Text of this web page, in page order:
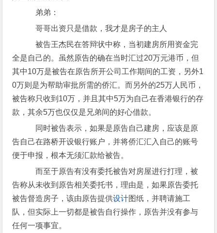
弟弟：
哥哥出资只是借款，我才是房子的主人
被告王杰民在答辩状中称，当初建房所用资金完
全是自己的。虽然原告的确在当时汇过20万元港币，但
其中10万是被告在原告所开公司工作期间的工资，另外1
0万则是为帮助审批所需的侨汇。而另外的25万人民币，
被告称只收到10万，并且其中5万为自己在香港银行的存
款，其余5万也仅仅是兄弟间的好心借款。
同时被告表示，如果是原告自己建房，应该是原
告自己在路桥开设银行账户，并将侨汇汇入自己的账号
便于申报，根本无须汇款给被告。
而至于原告有没有委托被告对房屋进行打理，被
告称从未收到原告相关委托书，理由是，如果原告委托
被告督造房子，该由原告提供设计图纸，并聘请施工
队，但实际上一切都是被告自行操作，原告并没有参与
任何一项事宜。